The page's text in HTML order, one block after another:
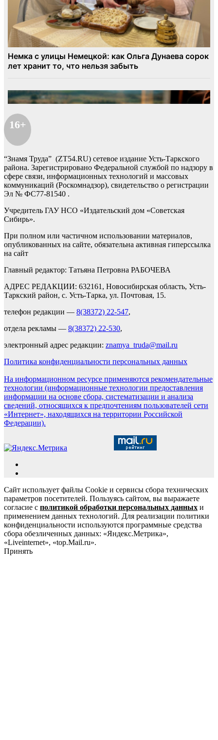
16+
“Знамя Труда” (ZT54.RU) сетевое издание Усть-Таркского
района. Зарегистрировано Федеральной службой по надзору в
сфере связи, информационных технологий и массовых
коммуникаций (Роскомнадзор), свидетельство о регистрации
Эл № ФС77-81540 .
Учредитель ГАУ НСО «Издательский дом «Советская
Сибирь».
При полном или частичном использовании материалов,
опубликованных на сайте, обязательна активная гиперссылка
на сайт
Главный редактор: Татьяна Петровна РАБОЧЕВА
АДРЕС РЕДАКЦИИ: 632161, Новосибирская область, Усть-
Таркский район, с. Усть-Тарка, ул. Почтовая, 15.
телефон редакции — 8(38372) 22-547,
отдела рекламы — 8(38372) 22-530,
электронный адрес редакции: znamya_truda@mail.ru
Политика конфиденциальности персональных данных
На информационном ресурсе применяются рекомендательные
технологии (информационные технологии предоставления
информации на основе сбора, систематизации и анализа
сведений, относящихся к предпочтениям пользователей сети
«Интернет», находящихся на территории Российской
Федерации).
Сайт использует файлы Cookie и сервисы сбора технических
параметров посетителей. Пользуясь сайтом, вы выражаете
согласие с политикой обработки персональных данных и
применением данных технологий. Для реализации политики
конфиденциальности используются программные средства
сбора обезличенных данных: «Яндекс.Метрика»,
«Liveinternet», «top.Mail.ru».
Принять